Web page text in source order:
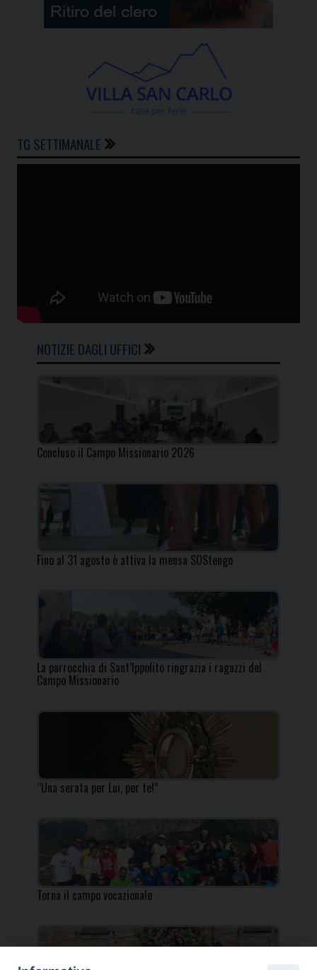
TG SETTIMANALE
NOTIZIE DAGLI UFFICI
Concluso il Campo Missionario 2026
Fino al 31 agosto è attiva la mensa SOStengo
La parrocchia di Sant’Ippolito ringrazia i ragazzi del
Campo Missionario
“Una serata per Lui, per te!”
Torna il campo vocazionale